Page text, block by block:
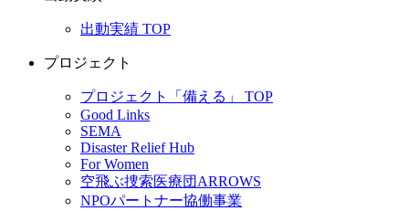
出動実績 TOP
プロジェクト
プロジェクト「備える」 TOP
Good Links
SEMA
Disaster Relief Hub
For Women
空飛ぶ捜索医療団ARROWS
NPOパートナー協働事業